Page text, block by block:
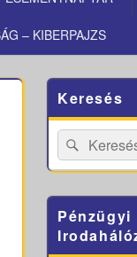
– KIBERPAJZS
Sidebar
Widget
Area
Keresés
Search
for:
Search
Pénzügyi